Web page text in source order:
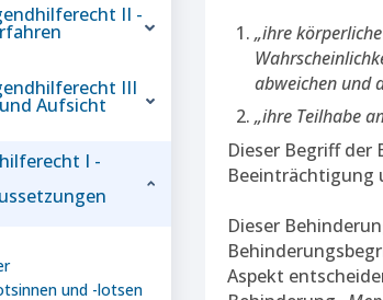
II -
III
Aufsicht
I -
und -lotsen
„ihre
abweichen und
„ihre Teilhabe
Dieser Begriff der
Beeinträchtigung
Dieser
Aspekt